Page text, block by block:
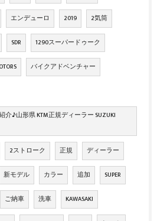
エンデューロ 2019 2気筒
SDR 1290スーパードゥーク
バイクアドベンチャー
介♪山形県 KTM正規ディーラー SUZUKI
2ストローク 正規 ディーラー
新モデル カラー 追加 SUPER
ご納車 洗車 KAWASAKI